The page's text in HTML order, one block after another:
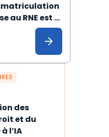
au RNE est
par
des
et du
l’IA